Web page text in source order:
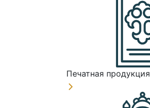
Печатная продукция